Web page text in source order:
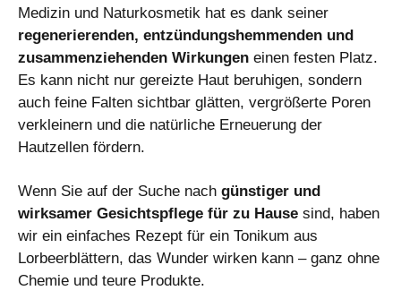
Medizin und Naturkosmetik hat es dank seiner
regenerierenden, entzündungshemmenden und
zusammenziehenden Wirkungen einen festen Platz.
Es kann nicht nur gereizte Haut beruhigen, sondern
auch feine Falten sichtbar glätten, vergrößerte Poren
verkleinern und die natürliche Erneuerung der
Hautzellen fördern.
Wenn Sie auf der Suche nach günstiger und
wirksamer Gesichtspflege für zu Hause sind, haben
wir ein einfaches Rezept für ein Tonikum aus
Lorbeerblättern, das Wunder wirken kann – ganz ohne
Chemie und teure Produkte.